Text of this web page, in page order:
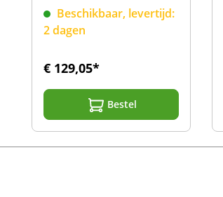
Beschikbaar, levertijd:
2 dagen
€ 129,05*
Bestel